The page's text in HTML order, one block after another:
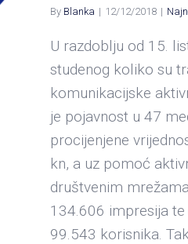
By Blanka | 12/12/2018 |
U razdoblju od 15.
studenog koliko su
komunikacijske
je pojavnost u 47
procijenjene
kn, a uz pomoć
društvenim
134.606 impresija
99.543 korisnika.